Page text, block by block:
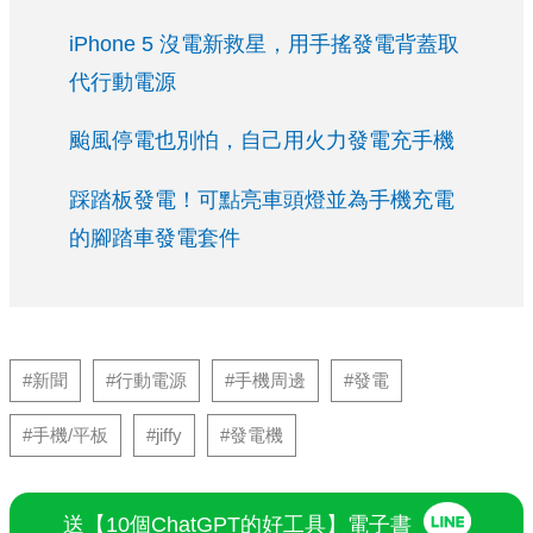
iPhone 5 沒電新救星，用手搖發電背蓋取
代行動電源
颱風停電也別怕，自己用火力發電充手機
踩踏板發電！可點亮車頭燈並為手機充電
的腳踏車發電套件
#新聞 #行動電源 #手機周邊 #發電
#手機/平板 #jiffy #發電機
送【10個ChatGPT的好工具】電子書